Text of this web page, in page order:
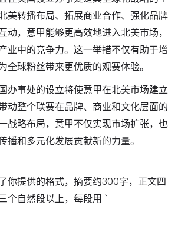
美转播布局、拓展商业合作、强化品牌
动，意甲能够更高效地进入北美市场，
业中的竞争力。这一举措不仅有助于增
全球粉丝带来更优质的观赛体验。
办事处的设立将使意甲在北美市场建立
动整个联赛在品牌、商业和文化层面的
战略布局，意甲不仅实现市场扩张，也
播和多元化发展贡献新的力量。
你提供的格式，摘要约300字，正文四
个自然段以上，每段用 `